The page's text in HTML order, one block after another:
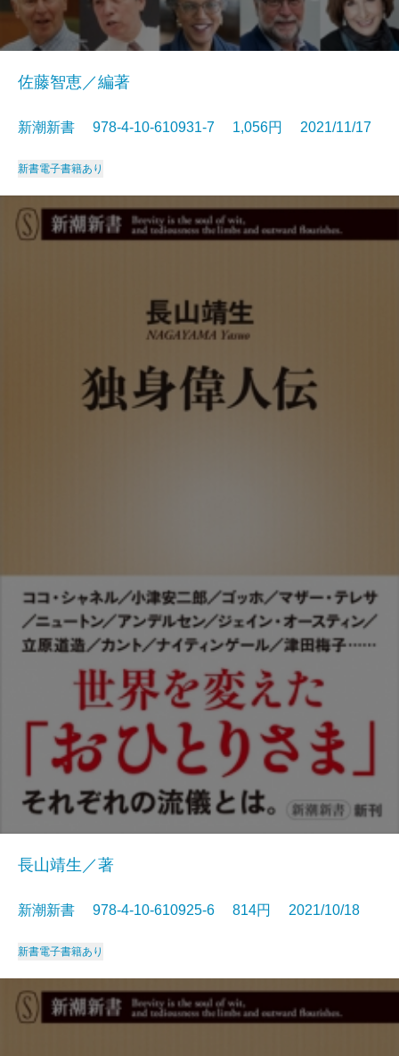
佐藤智恵／編著
新潮新書 978-4-10-610931-7 1,056円 2021/11/17
新書電子書籍あり
長山靖生／著
新潮新書 978-4-10-610925-6 814円 2021/10/18
新書電子書籍あり